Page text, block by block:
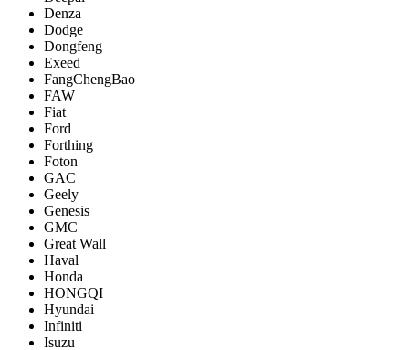
Denza
Dodge
Dongfeng
Exeed
FangChengBao
FAW
Fiat
Ford
Forthing
Foton
GAC
Geely
Genesis
GMC
Great Wall
Haval
Honda
HONGQI
Hyundai
Infiniti
Isuzu